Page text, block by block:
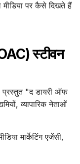
पर कैसे दिखते हैं
स्टीवन
प्रस्तुत "द डायरी ऑफ
व्यापारिक नेताओं
मार्केटिंग एजेंसी,